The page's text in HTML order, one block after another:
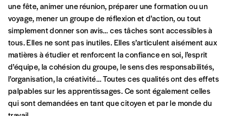
En pratique
Vous vous abonnez pour l’année civile en
cours ou vous commandez au numéro.
Vous indiquez si vous souhaitez recevoir la
revue en format papier ou numérique.
Vous renseignez vos coordonnées.
Vous versez le montant de votre choix sur le
compteIBAN BE34 0010 7305
2190avec en communication le numéro de
une fête, animer une réunion, préparer une formation ou un
voyage, mener un groupe de réflexion et d’action, ou tout
simplement donner son avis… ces tâches sont accessibles à
tous. Elles ne sont pas inutiles. Elles s’articulent aisément aux
matières à étudier et renforcent la confiance en soi, l’esprit
d’équipe, la cohésion du groupe, le sens des responsabilités,
l’organisation, la créativité… Toutes ces qualités ont des effets
palpables sur les apprentissages. Ce sont également celles
qui sont demandées en tant que citoyen et par le monde du